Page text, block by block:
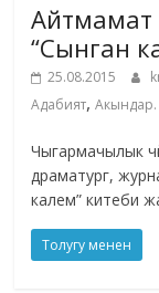
Айтмамат
“Сынган
25.08.2015
Адабият,
Чыгармачылык
драматург,
калем” китеби
Толугу менен